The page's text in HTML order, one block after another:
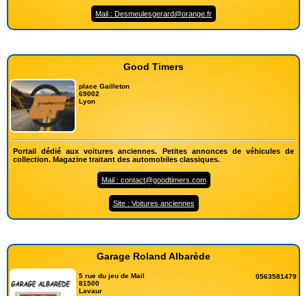
Mail : Desmeulesgerard@orange.fr
Good Timers
place Gailleton
69002
Lyon
Portail dédié aux voitures anciennes. Petites annonces de véhicules de
collection. Magazine traitant des automobiles classiques.
Mail : contact@goodtimers.com
Site : Voitures anciennes
Garage Roland Albarède
5 rue du jeu de Mail
81500
Lavaur
0563581479